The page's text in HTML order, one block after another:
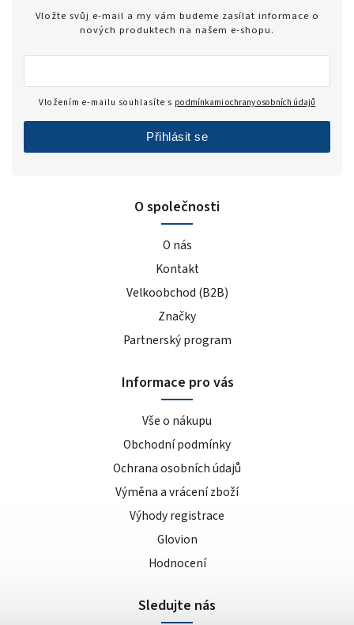
O společnosti
O nás
Kontakt
Velkoobchod (B2B)
Značky
Partnerský program
Informace pro vás
Vše o nákupu
Obchodní podmínky
Ochrana osobních údajů
Výměna a vrácení zboží
Výhody registrace
Glovion
Hodnocení
Vložte svůj e-mail a my vám budeme zasílat informace o
nových produktech na našem e-shopu.
Vložením e-mailu souhlasíte s podmínkami ochrany osobních údajů
Přihlásit se
Sledujte nás